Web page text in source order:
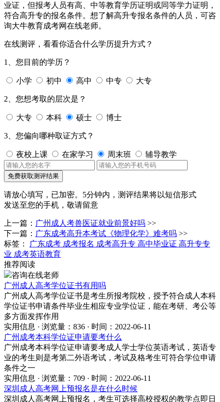
业证，但报考人员有高、中等教育学历证明或同等学力证明，
符合高升专的报名条件。想了解高升专报名条件的人员，可咨
询大牛教育成考网在线老师。
在线测评，看看你适合什么学历提升方式？
1、您目前的学历？
小学 初中 高中 中专 大专
2、您想考取的层次是？
大专 本科 硕士 博士
3、您偏向哪种取证方式？
夜校上课 在家学习 周末班 辅导教学
免费获取测评结果
请放心填写，已加密。 5分钟内，测评结果将以短信形式
发送至您的手机，敬请留意
上一篇： 广州成人考兽医证就业前景好吗 >>
下一篇： 广东成考高升本考试《物理化学》难考吗 >>
标签：
广东成考 成考报名 成考高升专 高中毕业证 高升专专
业 成考英语教育
推荐阅读
咨询在线老师
广州成人高考学位证书有用吗
广州成人高考学位证书是考生所报考院校，授予符合成人本科
学位证书申请条件毕业生相应专业学位证，能在考研、考公等
多方面发挥作用
实用信息 · 浏览量：836 · 时间：2022-06-11
广州成考本科学位证申请要考什么
广州成考本科学位证申请要考成人学士学位英语考试，英语专
业的考生则是考第二外语考试，考试及格考生可符合学位申请
条件之一
实用信息 · 浏览量：709 · 时间：2022-06-11
深圳成人高考网上预报名是在什么时候
深圳成人高考网上预报名，考生可选择高校授权的教学点即日